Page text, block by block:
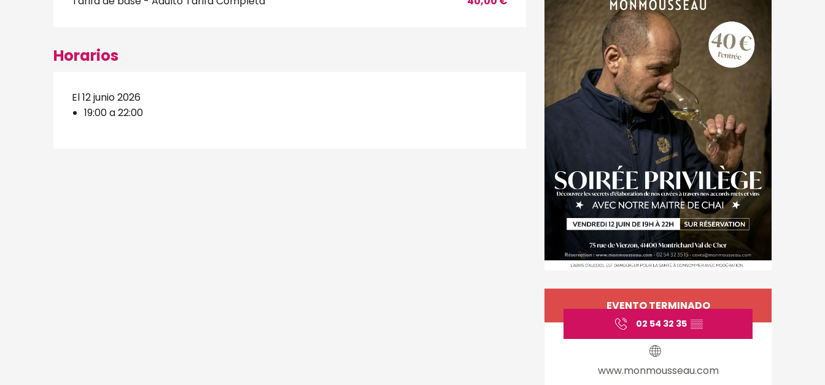
Horarios y datos de
EVENTO TERMINADO
02 54 32 35 ▒▒
www.monmousseau.com
Horarios
El 12 junio 2026
19:00 a 22:00